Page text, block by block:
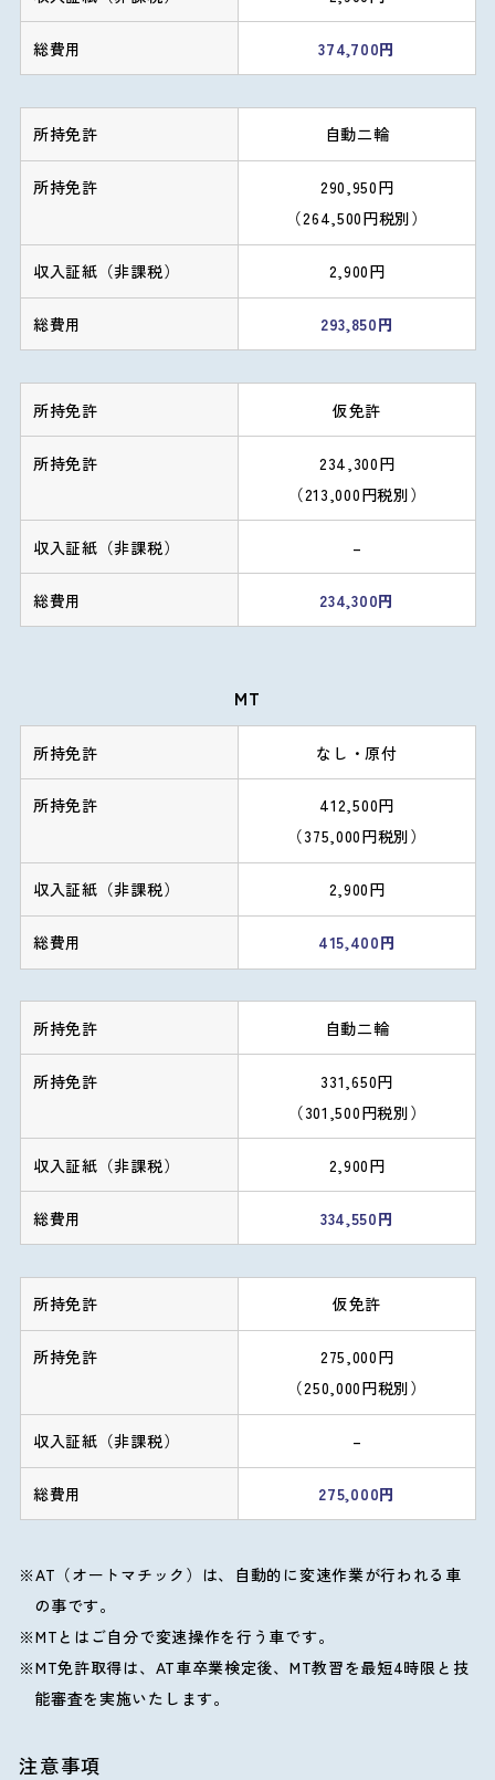
374,700円
自動二輪
290,950円
（264,500円税別）
2,900円
293,850円
仮免許
234,300円
（213,000円税別）
–
234,300円
MT
なし・原付
412,500円
（375,000円税別）
2,900円
415,400円
自動二輪
331,650円
（301,500円税別）
2,900円
334,550円
仮免許
275,000円
（250,000円税別）
–
275,000円
AT（オートマチック）は、自動的に変速作業が行われる車
の事です。
MTとはご自分で変速操作を行う車です。
MT免許取得は、AT車卒業検定後、MT教習を最短4時限と技
能審査を実施いたします。
注意事項